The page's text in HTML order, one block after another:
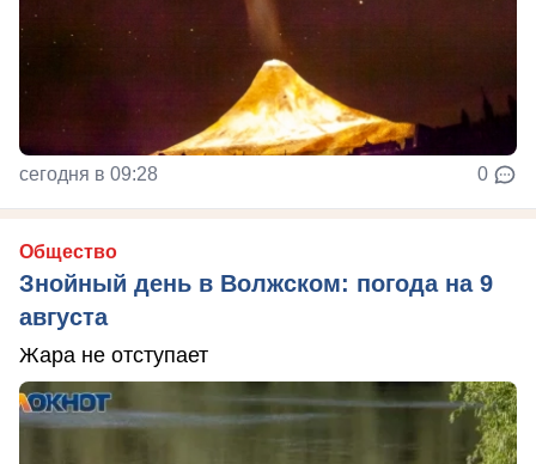
сегодня в 09:28 0
Общество
Знойный день в Волжском: погода на 9
августа
Жара не отступает